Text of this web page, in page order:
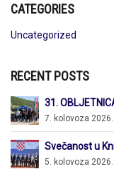
CATEGORIES
Uncategorized
RECENT POSTS
31.
7. kolovoza 2026.
Svečanost u
5. kolovoza 2026.